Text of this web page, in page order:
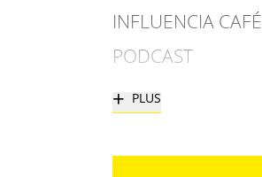
INFLUENCIA CAFÉ
PODCAST
+ PLUS